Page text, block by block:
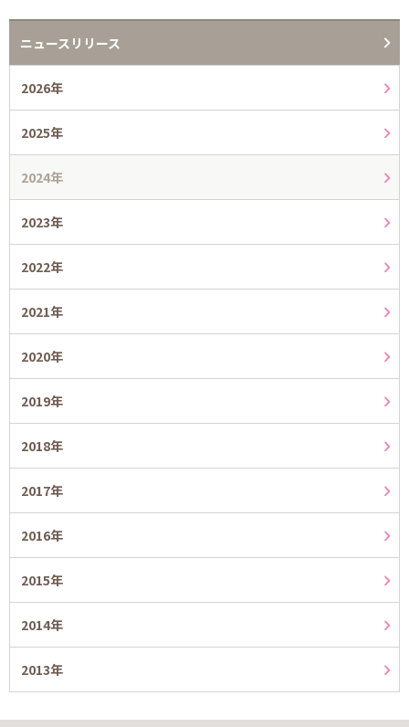
ニュースリリース
2026年
2025年
2024年
2023年
2022年
2021年
2020年
2019年
2018年
2017年
2016年
2015年
2014年
2013年